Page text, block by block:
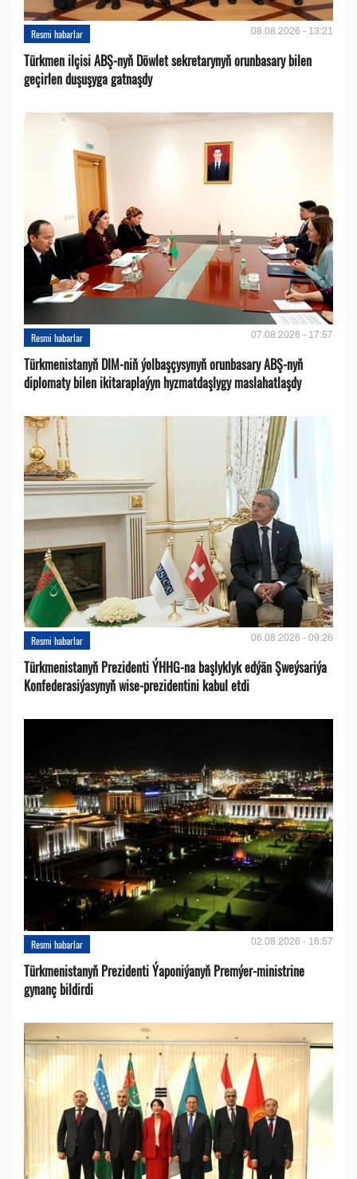
Resmi habarlar 08.08.2026 - 13:21
Türkmen ilçisi ABŞ-nyň Döwlet sekretarynyň orunbasary bilen
geçirlen duşuşyga gatnaşdy
Resmi habarlar 07.08.2026 - 17:57
Türkmenistanyň DIM-niň ýolbaşçysynyň orunbasary ABŞ-nyň
diplomaty bilen ikitaraplaýyn hyzmatdaşlygy maslahatlaşdy
Resmi habarlar 06.08.2026 - 09:26
Türkmenistanyň Prezidenti ÝHHG-na başlyklyk edýän Şweýsariýa
Konfederasiýasynyň wise-prezidentini kabul etdi
Resmi habarlar 02.08.2026 - 16:57
Türkmenistanyň Prezidenti Ýaponiýanyň Premýer-ministrine
gynanç bildirdi